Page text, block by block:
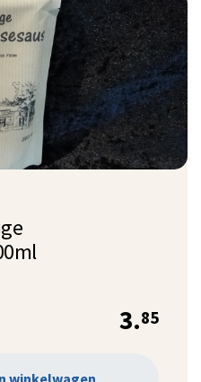
3.85
winkelwagen